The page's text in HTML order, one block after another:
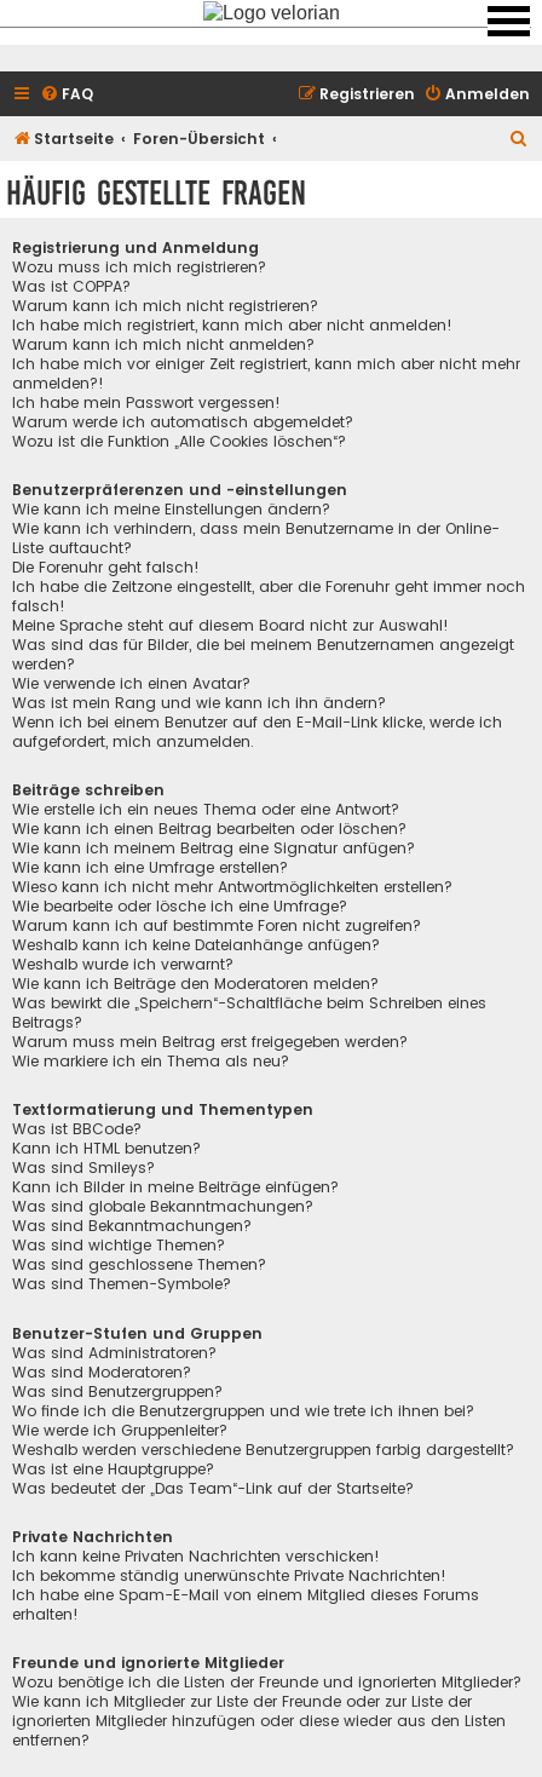
FAQ Anmelden
Registrieren
Startseite Foren-Übersicht
Häufig gestellte Fragen
Registrierung und Anmeldung
Wozu muss ich mich registrieren?
Was ist COPPA?
Warum kann ich mich nicht registrieren?
Ich habe mich registriert, kann mich aber nicht anmelden!
Warum kann ich mich nicht anmelden?
Ich habe mich vor einiger Zeit registriert, kann mich aber nicht mehr
anmelden?!
Ich habe mein Passwort vergessen!
Warum werde ich automatisch abgemeldet?
Wozu ist die Funktion „Alle Cookies löschen“?
Benutzerpräferenzen und -einstellungen
Wie kann ich meine Einstellungen ändern?
Wie kann ich verhindern, dass mein Benutzername in der Online-
Liste auftaucht?
Die Forenuhr geht falsch!
Ich habe die Zeitzone eingestellt, aber die Forenuhr geht immer noch
falsch!
Meine Sprache steht auf diesem Board nicht zur Auswahl!
Was sind das für Bilder, die bei meinem Benutzernamen angezeigt
werden?
Wie verwende ich einen Avatar?
Was ist mein Rang und wie kann ich ihn ändern?
Wenn ich bei einem Benutzer auf den E-Mail-Link klicke, werde ich
aufgefordert, mich anzumelden.
Beiträge schreiben
Wie erstelle ich ein neues Thema oder eine Antwort?
Wie kann ich einen Beitrag bearbeiten oder löschen?
Wie kann ich meinem Beitrag eine Signatur anfügen?
Wie kann ich eine Umfrage erstellen?
Wieso kann ich nicht mehr Antwortmöglichkeiten erstellen?
Wie bearbeite oder lösche ich eine Umfrage?
Warum kann ich auf bestimmte Foren nicht zugreifen?
Weshalb kann ich keine Dateianhänge anfügen?
Weshalb wurde ich verwarnt?
Wie kann ich Beiträge den Moderatoren melden?
Was bewirkt die „Speichern“-Schaltfläche beim Schreiben eines
Beitrags?
Warum muss mein Beitrag erst freigegeben werden?
Wie markiere ich ein Thema als neu?
Textformatierung und Thementypen
Was ist BBCode?
Kann ich HTML benutzen?
Was sind Smileys?
Kann ich Bilder in meine Beiträge einfügen?
Was sind globale Bekanntmachungen?
Was sind Bekanntmachungen?
Was sind wichtige Themen?
Was sind geschlossene Themen?
Was sind Themen-Symbole?
Benutzer-Stufen und Gruppen
Was sind Administratoren?
Was sind Moderatoren?
Was sind Benutzergruppen?
Wo finde ich die Benutzergruppen und wie trete ich ihnen bei?
Wie werde ich Gruppenleiter?
Weshalb werden verschiedene Benutzergruppen farbig dargestellt?
Was ist eine Hauptgruppe?
Was bedeutet der „Das Team“-Link auf der Startseite?
Private Nachrichten
Ich kann keine Privaten Nachrichten verschicken!
Ich bekomme ständig unerwünschte Private Nachrichten!
Ich habe eine Spam-E-Mail von einem Mitglied dieses Forums
erhalten!
Freunde und ignorierte Mitglieder
Wozu benötige ich die Listen der Freunde und ignorierten Mitglieder?
Wie kann ich Mitglieder zur Liste der Freunde oder zur Liste der
ignorierten Mitglieder hinzufügen oder diese wieder aus den Listen
entfernen?